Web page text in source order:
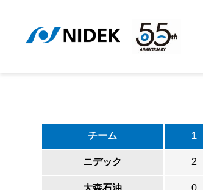
チーム 1
ニデック 2
大森石油 0